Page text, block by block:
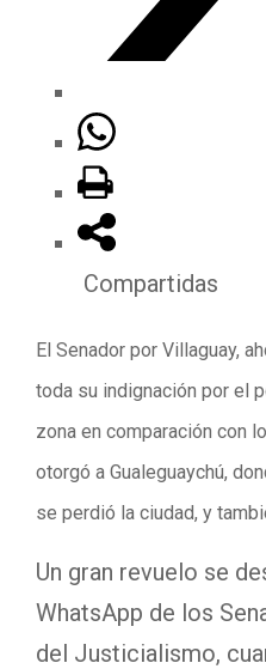
Compartidas
El Senador por Villaguay,
toda su indignación por el
zona en comparación con
otorgó a Gualeguaychú,
se perdió la ciudad, y
Un gran revuelo se
WhatsApp de los
del Justicialismo,